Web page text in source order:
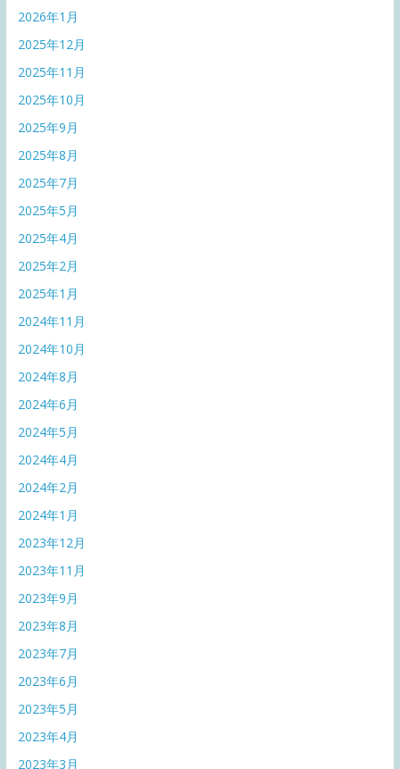
2026年1月
2025年12月
2025年11月
2025年10月
2025年9月
2025年8月
2025年7月
2025年5月
2025年4月
2025年2月
2025年1月
2024年11月
2024年10月
2024年8月
2024年6月
2024年5月
2024年4月
2024年2月
2024年1月
2023年12月
2023年11月
2023年9月
2023年8月
2023年7月
2023年6月
2023年5月
2023年4月
2023年3月